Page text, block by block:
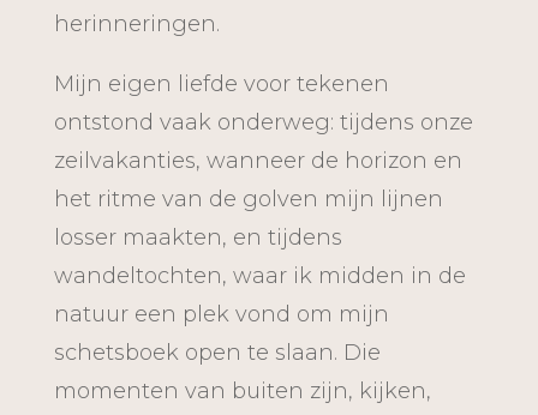
herinneringen.
Mijn eigen liefde voor tekenen
ontstond vaak onderweg: tijdens onze
zeilvakanties, wanneer de horizon en
het ritme van de golven mijn lijnen
losser maakten, en tijdens
wandeltochten, waar ik midden in de
natuur een plek vond om mijn
schetsboek open te slaan. Die
momenten van buiten zijn, kijken,